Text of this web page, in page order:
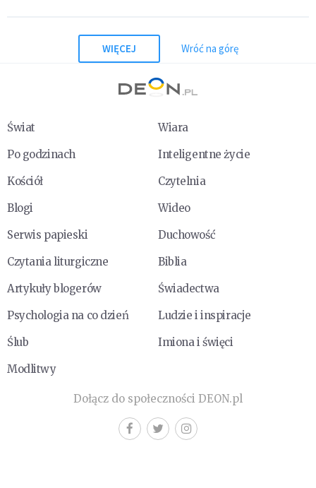
WIĘCEJ Wróć na górę
Świat
Wiara
Po godzinach
Inteligentne życie
Kościół
Czytelnia
Blogi
Wideo
Serwis papieski
Duchowość
Czytania liturgiczne
Biblia
Artykuły blogerów
Świadectwa
Psychologia na co dzień
Ludzie i inspiracje
Ślub
Imiona i święci
Modlitwy
Dołącz do społeczności DEON.pl